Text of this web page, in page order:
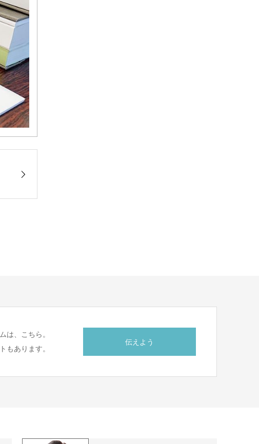
は、こちら。
もあります。
伝えよう